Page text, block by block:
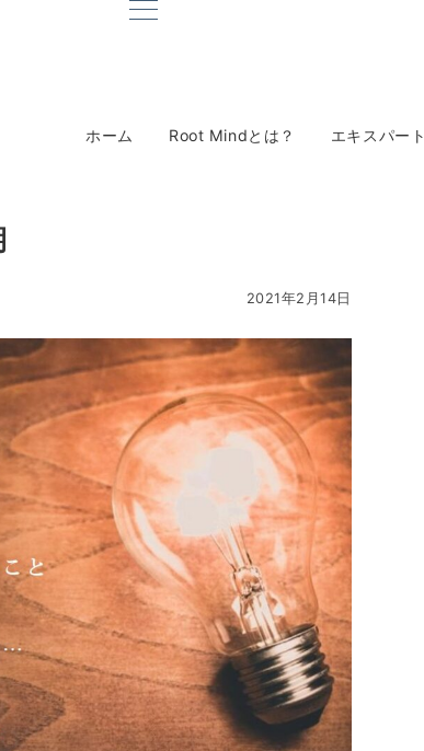
ホーム Root Mindとは？ エキスパート
2021年2月14日